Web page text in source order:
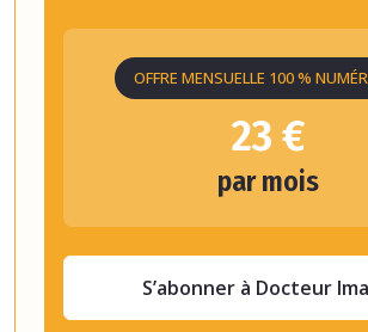
OFFRE MENSUELLE 100 %
23 €
par mois
S’abonner à Docteur